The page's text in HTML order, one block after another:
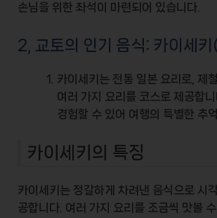
손님을 위한 좌석이 마련되어 있습니다.
2, 교토의 인기 음식: 카이세
카이세키는 전통 일본 요리로, 제
여러 가지 요리를 코스로 제공합
경험할 수 있어 여행의 특별한 추
카이세키의 특징
카이세키 는 정갈하게 차려낸 음식으로 시
공합니다. 여러 가지 요리를 조금씩 맛볼